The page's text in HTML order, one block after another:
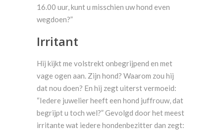
16.00 uur, kunt u misschien uw hond even
wegdoen?”
Irritant
Hij kijkt me volstrekt onbegrijpend en met
vage ogen aan. Zijn hond? Waarom zou hij
dat nou doen? En hij zegt uiterst vermoeid:
“Iedere juwelier heeft een hond juffrouw, dat
begrijpt u toch wel?” Gevolgd door het meest
irritante wat iedere hondenbezitter dan zegt: